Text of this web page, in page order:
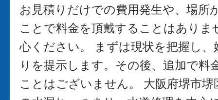
お見積りだけでの費用発生や、場所
ことで料金を頂戴することはありま
心ください。 まずは現状を把握し
りを提示します。その後、追加で料
ことはございません。 大阪府堺市